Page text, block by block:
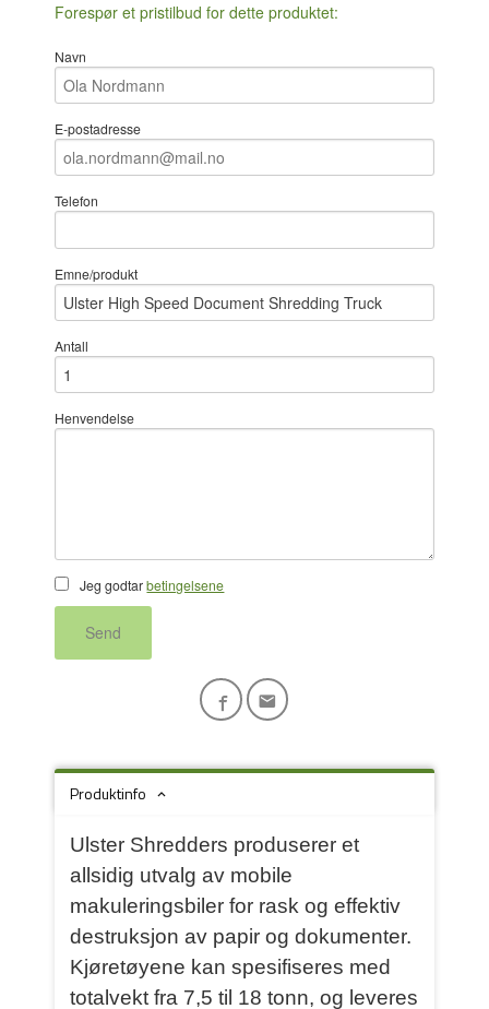
Forespør et pristilbud for dette produktet:
Navn
E-postadresse
Telefon
Emne/produkt
Antall
Henvendelse
Jeg godtarbetingelsene
Send
Produktinfo
Ulster Shredders produserer et
allsidig utvalg av mobile
makuleringsbiler for rask og effektiv
destruksjon av papir og dokumenter.
Kjøretøyene kan spesifiseres med
totalvekt fra 7,5 til 18 tonn, og leveres